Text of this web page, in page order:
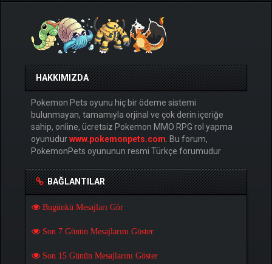
HAKKIMIZDA
Pokemon Pets oyunu hiç bir ödeme sistemi
bulunmayan, tamamıyla orjinal ve çok derin içeriğe
sahip, online, ücretsiz Pokemon MMO RPG rol yapma
oyunudurwww.pokemonpets.com . Bu forum,
PokemonPets oyununun resmi Türkçe forumudur
BAĞLANTILAR
Bugünkü Mesajları Gör
Son 7 Günün Mesajlarını Göster
Son 15 Günün Mesajlarını Göster